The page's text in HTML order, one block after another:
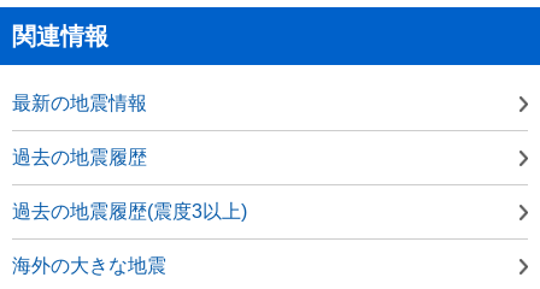
関連情報
最新の地震情報
過去の地震履歴
過去の地震履歴(震度3以上)
海外の大きな地震